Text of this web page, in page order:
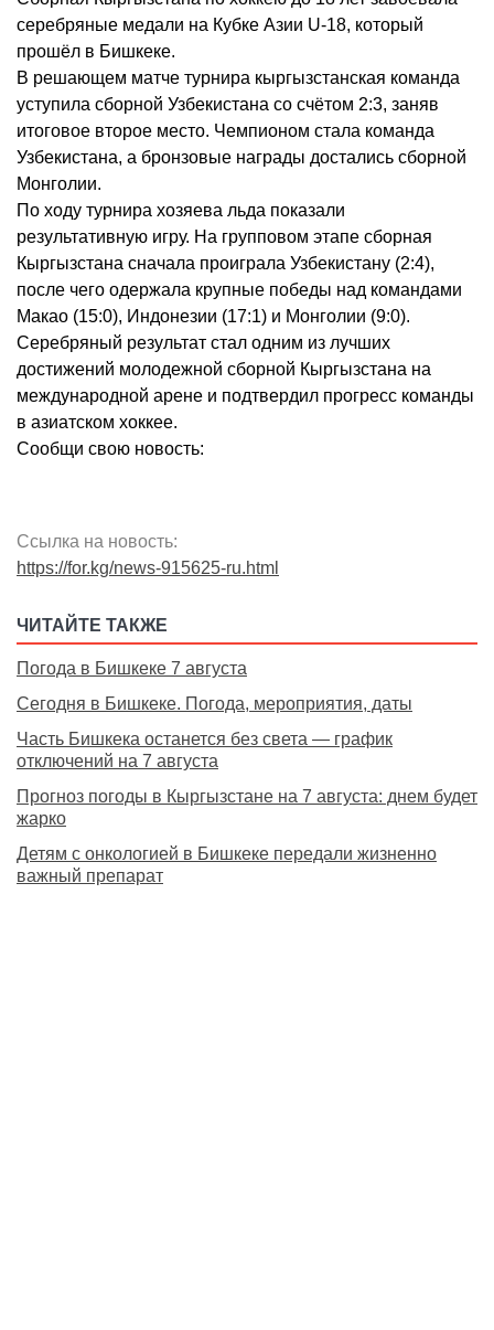
серебряные медали на Кубке Азии U-18, который
прошёл в Бишкеке.
В решающем матче турнира кыргызстанская команда
уступила сборной Узбекистана со счётом 2:3, заняв
итоговое второе место. Чемпионом стала команда
Узбекистана, а бронзовые награды достались сборной
Монголии.
По ходу турнира хозяева льда показали
результативную игру. На групповом этапе сборная
Кыргызстана сначала проиграла Узбекистану (2:4),
после чего одержала крупные победы над командами
Макао (15:0), Индонезии (17:1) и Монголии (9:0).
Серебряный результат стал одним из лучших
достижений молодежной сборной Кыргызстана на
международной арене и подтвердил прогресс команды
в азиатском хоккее.
Сообщи свою новость:
Ссылка на новость:
https://for.kg/news-915625-ru.html
ЧИТАЙТЕ ТАКЖЕ
Погода в Бишкеке 7 августа
Сегодня в Бишкеке. Погода, мероприятия, даты
Часть Бишкека останется без света — график
отключений на 7 августа
Прогноз погоды в Кыргызстане на 7 августа: днем будет
жарко
Детям с онкологией в Бишкеке передали жизненно
важный препарат